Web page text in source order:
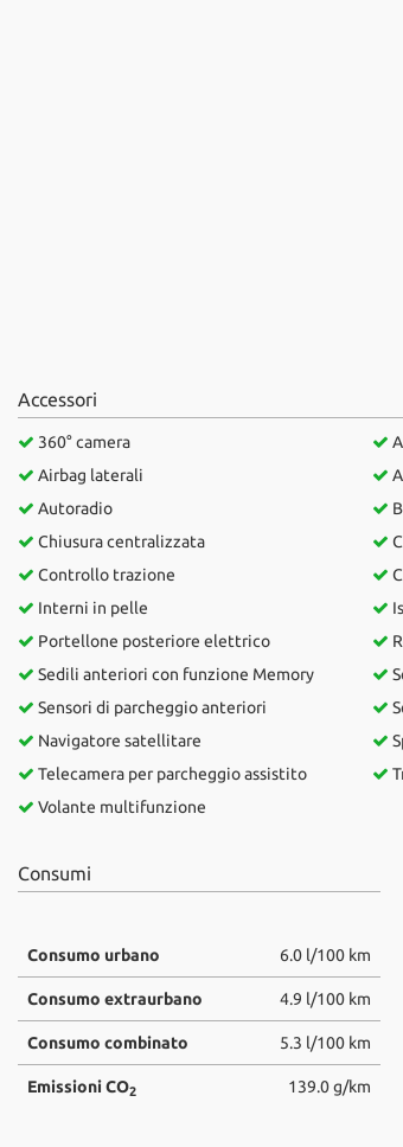
Accessori
360° camera
Airbag laterali
Autoradio
Chiusura centralizzata
Controllo trazione
Interni in pelle
Portellone posteriore elettrico
Sedili anteriori con funzione Memory
Sensori di parcheggio anteriori
Navigatore satellitare
Telecamera per parcheggio assistito
Volante multifunzione
Consumi
Consumo urbano 6.0 l/100 km
Consumo extraurbano 4.9 l/100 km
Consumo combinato 5.3 l/100 km
Emissioni CO2 139.0 g/km
in
momento.
Cookie necessari
Cookie per il miglioramento
Cookie di marketing